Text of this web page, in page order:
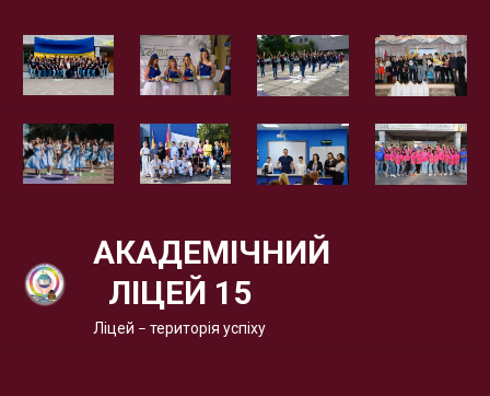
АКАДЕМІЧНИЙ
ЛІЦЕЙ 15
Ліцей – територія успіху